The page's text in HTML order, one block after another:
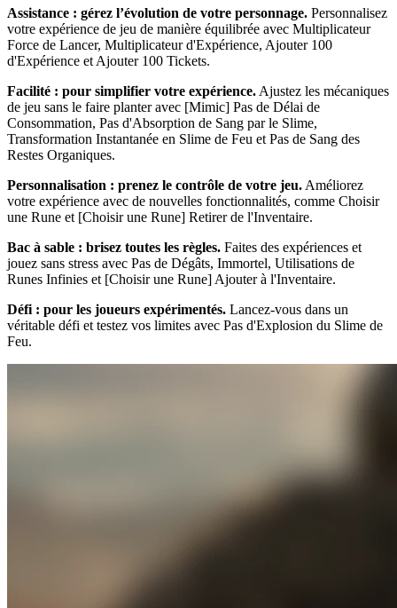
Assistance : gérez l’évolution de votre personnage. Personnalisez
votre expérience de jeu de manière équilibrée avec Multiplicateur
Force de Lancer, Multiplicateur d'Expérience, Ajouter 100
d'Expérience et Ajouter 100 Tickets.
Facilité : pour simplifier votre expérience. Ajustez les mécaniques
de jeu sans le faire planter avec [Mimic] Pas de Délai de
Consommation, Pas d'Absorption de Sang par le Slime,
Transformation Instantanée en Slime de Feu et Pas de Sang des
Restes Organiques.
Personnalisation : prenez le contrôle de votre jeu. Améliorez
votre expérience avec de nouvelles fonctionnalités, comme Choisir
une Rune et [Choisir une Rune] Retirer de l'Inventaire.
Bac à sable : brisez toutes les règles. Faites des expériences et
jouez sans stress avec Pas de Dégâts, Immortel, Utilisations de
Runes Infinies et [Choisir une Rune] Ajouter à l'Inventaire.
Défi : pour les joueurs expérimentés. Lancez-vous dans un
véritable défi et testez vos limites avec Pas d'Explosion du Slime de
Feu.